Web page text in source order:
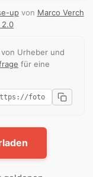
upvon Marco Verch
2.0
Urheber und
für eine